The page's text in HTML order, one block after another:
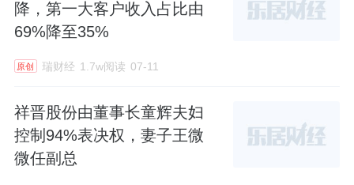
降，第一大客户收入占比由
69%降至35%
原创 瑞财经 1.7w阅读 07-11
祥晋股份由董事长童辉夫妇
控制94%表决权，妻子王微
微任副总